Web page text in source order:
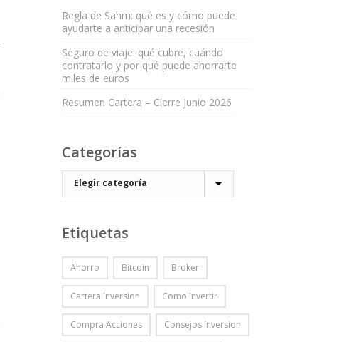
Regla de Sahm: qué es y cómo puede
ayudarte a anticipar una recesión
Seguro de viaje: qué cubre, cuándo
contratarlo y por qué puede ahorrarte
miles de euros
Resumen Cartera – Cierre Junio 2026
Categorías
Etiquetas
Ahorro Bitcoin Broker
Cartera Inversion Como Invertir
Compra Acciones Consejos Inversion